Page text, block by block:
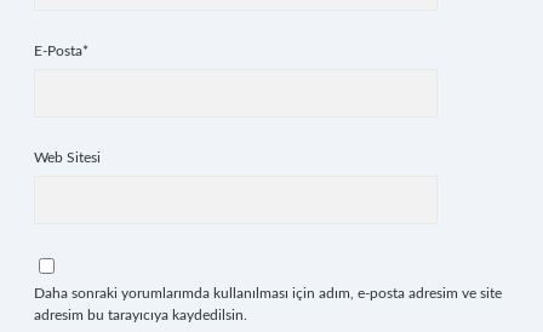
E-Posta*
Web Sitesi
Daha sonraki yorumlarımda kullanılması için adım, e-posta adresim ve site
adresim bu tarayıcıya kaydedilsin.